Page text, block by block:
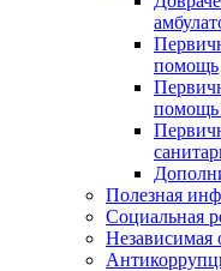
помощь
помощь
Полезная
Социальная
Независимая